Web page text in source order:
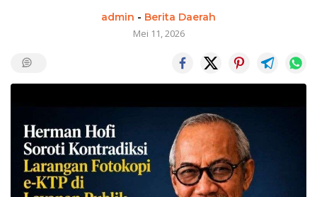
admin - Berita Daerah
Mei 11, 2026